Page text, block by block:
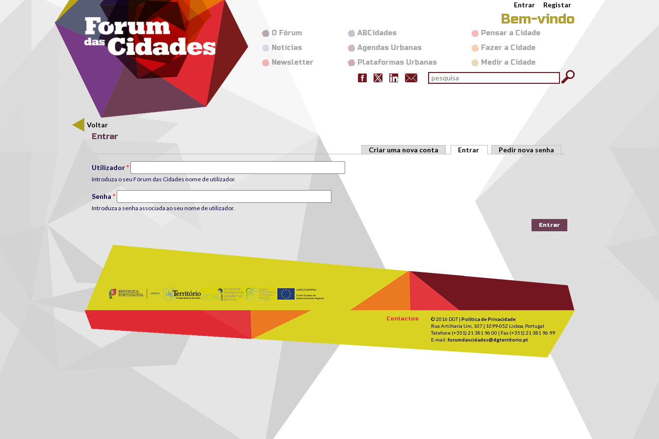
Passar para o conteúdo principalMenu secundário Entrar Registar
Bem-vindo
Pensar a Cidade
Fazer a Cidade
Medir a Cidade
ABCidades
Agendas Urbanas
Plataformas Urbanas
O Fórum
Notícias
Newsletter
Formulário de pesquisa
pesquisar
Voltar
Entrar
Criar uma nova conta Entrar (separador ativo)
Pedir nova senha
Utilizador*
Introduza o seu Fórum das Cidades nome de utilizador.
Senha *
Introduza a senha associada ao seu nome de utilizador.
Contactos © 2016 DGT |Política de Privacidade
Rua Artilharia Um, 107 | 1099-052 Lisboa, Portugal
Telefone (+351) 21 381 96 00 | Fax (+351) 21 381 96 99
E-mail:forumdascidades@dgterritorio.pt